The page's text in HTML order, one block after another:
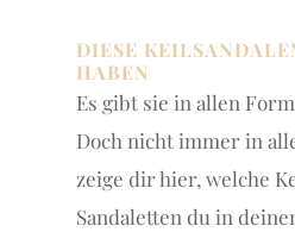
DIESE
HABEN
Es gibt sie in allen
Doch nicht immer in
zeige dir hier, welche
Sandaletten du in